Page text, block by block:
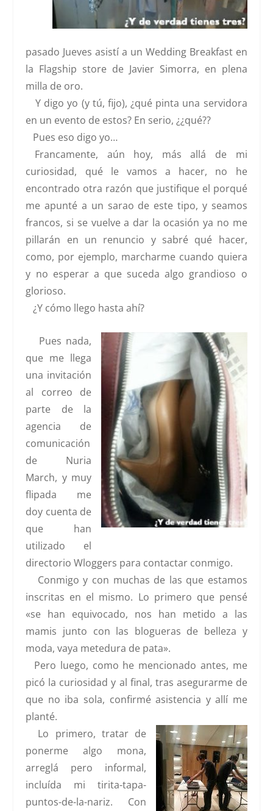
pasado Jueves asistí a un Wedding Breakfasten
la Flagship store de Javier Simorra, en plena
milla de oro.
Y digo yo (y tú, fijo), ¿qué pinta una servidora
en un evento de estos? En serio, ¿¿qué??
Pues eso digo yo…
Francamente, aún hoy, más allá de mi
curiosidad, qué le vamos a hacer, no he
encontrado otra razón que justifique el porqué
me apunté a un sarao de este tipo, y seamos
francos, si se vuelve a dar la ocasión ya no me
pillarán en un renuncio y sabré qué hacer,
como, por ejemplo, marcharme cuando quiera
y no esperar a que suceda algo grandioso o
glorioso.
¿Y cómo llego hasta ahí?
Pues nada,
que me llega
una invitación
al correo de
parte de la
agencia de
comunicación
de Nuria
March, y muy
flipada me
doy cuenta de
que han
utilizado el
directorioWloggers para contactar conmigo.
Conmigo y con muchas de las que estamos
inscritas en el mismo. Lo primero que pensé
«se han equivocado, nos han metido a las
mamis junto con las blogueras de belleza y
moda, vaya metedura de pata».
Pero luego, como he mencionado antes, me
picó la curiosidad y al final, tras asegurarme de
que no iba sola, confirmé asistencia y allí me
planté.
Lo primero, tratar de
ponerme algo mona,
arreglá pero informal,
incluída mi tirita-tapa-
puntos-de-la-nariz. Con